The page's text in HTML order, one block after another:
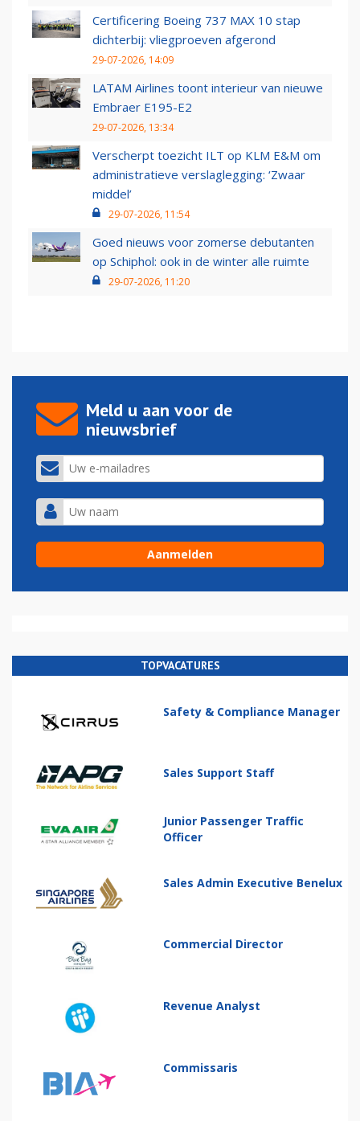
Certificering Boeing 737 MAX 10 stap
dichterbij: vliegproeven afgerond
29-07-2026, 14:09
LATAM Airlines toont interieur van nieuwe
Embraer E195-E2
29-07-2026, 13:34
Verscherpt toezicht ILT op KLM E&M om
administratieve verslaglegging: ‘Zwaar
middel’
29-07-2026, 11:54
Goed nieuws voor zomerse debutanten
op Schiphol: ook in de winter alle ruimte
29-07-2026, 11:20
Meld u aan voor de
nieuwsbrief
TOPVACATURES
Safety & Compliance Manager
Sales Support Staff
Junior Passenger Traffic
Officer
Sales Admin Executive Benelux
Commercial Director
Revenue Analyst
Commissaris